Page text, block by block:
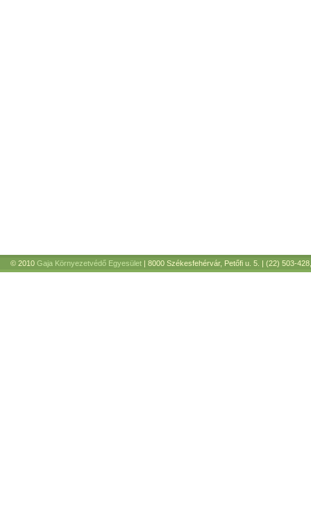
© 2010 Gaja Környezetvédő Egyesület | 8000 Székesfehérvár, Petőfi u. 5. | (22) 503-